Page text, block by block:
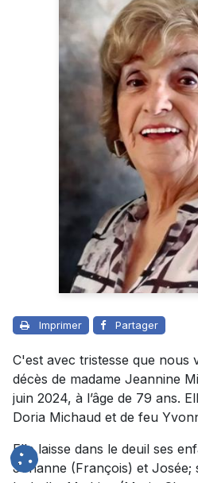
Imprimer Partager
C'est avec tristesse que nous
décès de madame Jeannine
juin 2024, à l’âge de 79 ans.
Doria Michaud et de feu
Elle laisse dans le deuil ses
Johanne (François) et Josée;